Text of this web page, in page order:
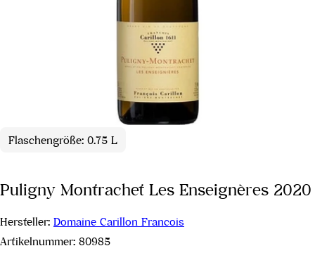
Flaschengröße: 0.75 L
Puligny Montrachet Les Enseignères 2020
Hersteller: Domaine Carillon Francois
Artikelnummer: 80985